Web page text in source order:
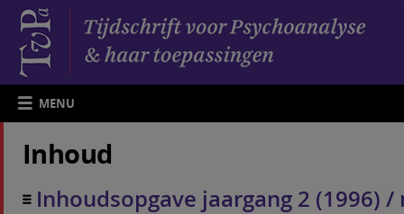
MENU
Inhoud
Inhoudsopgave jaargang 2 (1996)